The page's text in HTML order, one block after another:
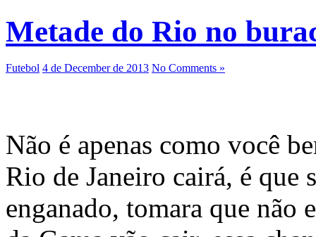
Metade do Rio no
Futebol 4 de December de 2013 No Comments »
Não é apenas como você
Rio de Janeiro cairá, é que
enganado, tomara que não